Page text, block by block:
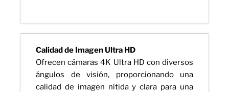
Calidad de Imagen Ultra HD
Ofrecen cámaras 4K Ultra HD con diversos
ángulos de visión, proporcionando una
calidad de imagen nítida y clara para una